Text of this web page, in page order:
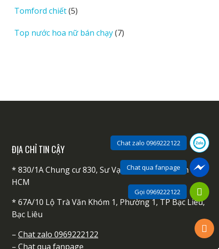
Tomford chiết 55
phẩm
Top nước hoa nữ bán chạy 77
ĐỊA CHỈ TIN CẬY
* 830/1A Chung cư 830, Sư Vạn Hạnh P.13, Quận 10,
HCM
* 67A/10 Lộ Trà Văn Khóm 1, Phường 1, TP Bạc Liêu,
Bạc Liêu
– Chat zalo 0969222122
– Chat qua fanpage
Chat zalo 0969222122
Chat qua fanpage
Gọi 0969222122